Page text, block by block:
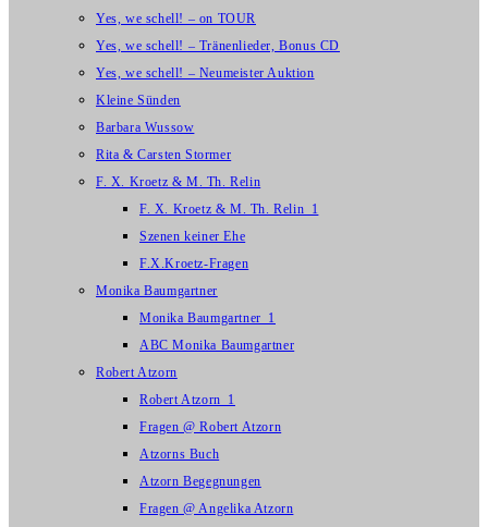
Yes, we schell! – on TOUR
Yes, we schell! – Tränenlieder, Bonus CD
Yes, we schell! – Neumeister Auktion
Kleine Sünden
Barbara Wussow
Rita & Carsten Stormer
F. X. Kroetz & M. Th. Relin
F. X. Kroetz & M. Th. Relin_1
Szenen keiner Ehe
F.X.Kroetz-Fragen
Monika Baumgartner
Monika Baumgartner_1
ABC Monika Baumgartner
Robert Atzorn
Robert Atzorn_1
Fragen @ Robert Atzorn
Atzorns Buch
Atzorn Begegnungen
Fragen @ Angelika Atzorn